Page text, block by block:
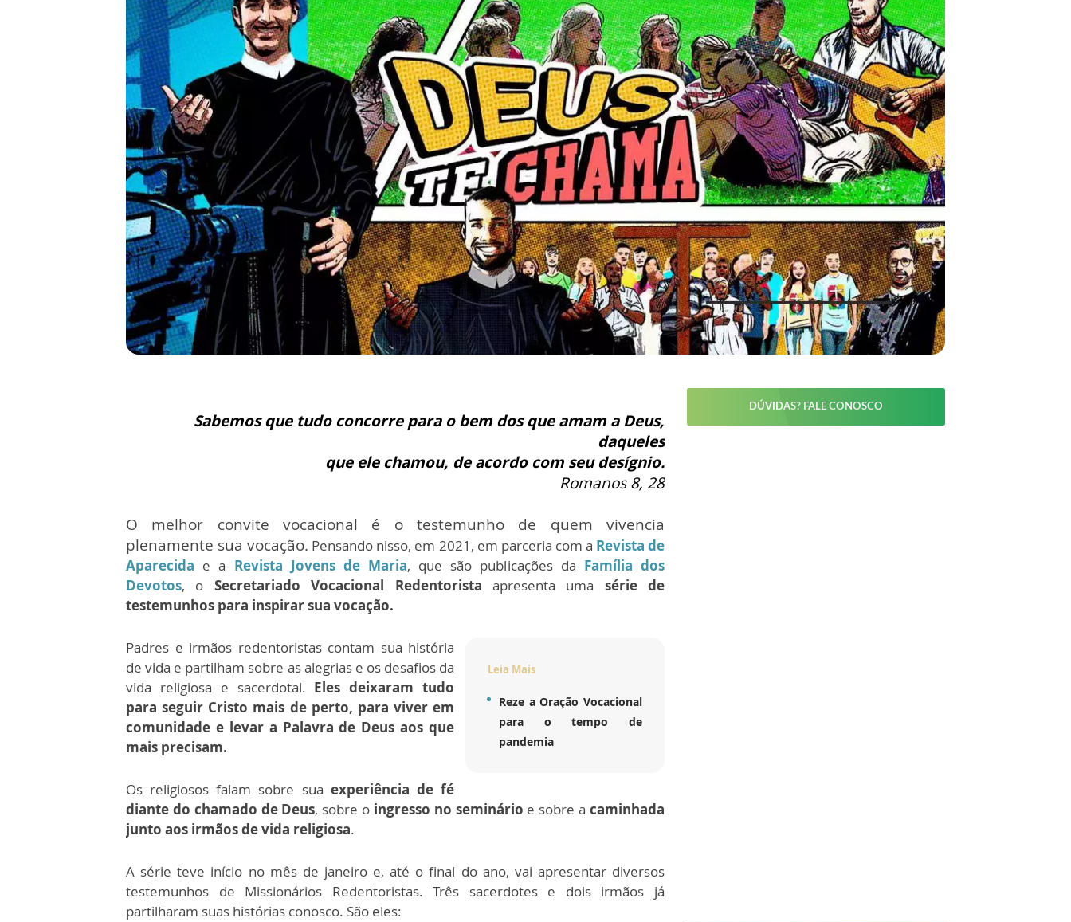
Sabemos que tudo concorre para o bem dos que amam a Deus,
daqueles
que ele chamou, de acordo com seu desígnio.
Romanos 8, 28
O melhor convite vocacional é o testemunho de quem vivencia
plenamente sua vocação. Pensando nisso, em 2021, em parceria com a Revista de
Aparecida e a Revista Jovens de Maria, que são publicações da Família dos
Devotos, o Secretariado Vocacional Redentorista apresenta uma série de
testemunhos para inspirar sua vocação.
Leia Mais
Reze a Oração Vocacional
para o tempo de
pandemia
Padres e irmãos redentoristas contam sua história
de vida e partilham sobre as alegrias e os desafios da
vida religiosa e sacerdotal. Eles deixaram tudo
para seguir Cristo mais de perto, para viver em
comunidade e levar a Palavra de Deus aos que
mais precisam.
Os religiosos falam sobre sua experiência de fé
diante do chamado de Deus, sobre o ingresso no seminário e sobre acaminhada
junto aos irmãos de vida religiosa.
A série teve início no mês de janeiro e, até o final do ano, vai apresentar diversos
testemunhos de Missionários Redentoristas. Três sacerdotes e dois irmãos já
partilharam suas histórias conosco. São eles:
DÚVIDAS? FALE CONOSCO